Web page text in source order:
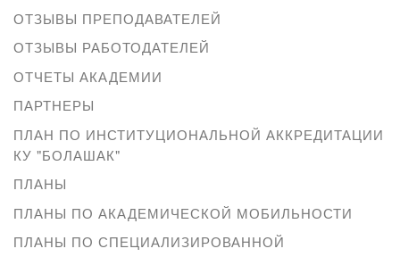
ОТЗЫВЫ ПРЕПОДАВАТЕЛЕЙ
ОТЗЫВЫ РАБОТОДАТЕЛЕЙ
ОТЧЕТЫ АКАДЕМИИ
ПАРТНЕРЫ
ПЛАН ПО ИНСТИТУЦИОНАЛЬНОЙ АККРЕДИТАЦИИ
КУ "БОЛАШАК"
ПЛАНЫ
ПЛАНЫ ПО АКАДЕМИЧЕСКОЙ МОБИЛЬНОСТИ
ПЛАНЫ ПО СПЕЦИАЛИЗИРОВАННОЙ